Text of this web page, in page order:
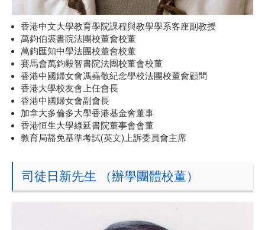
香港中文大學教育學院課程與教學學系客座副教授
萬鈞伯裘書院法團校董會校董
萬鈞匯知中學法團校董會校董
賽馬會萬鈞毅智書院法團校董會校董
香港中國婦女會馮堯敬紀念學校法團校董會顧問
香港大學校友會上任會長
香港中國婦女會副會長
加拿大多倫多大學香港基金會董事
香港恒生大學綠延書院董事會會董
教育局豁免基準考試(英文)上訴委員會主席
司徒日新先生 （辦學團體校董）